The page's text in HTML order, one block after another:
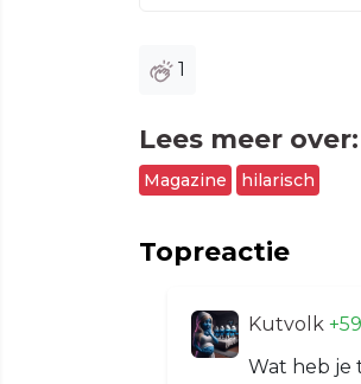
1
Lees meer over:
Magazine hilarisch
Topreactie
Kutvolk
Wat heb je